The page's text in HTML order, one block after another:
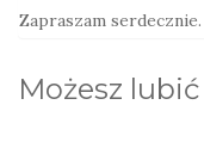
Zapraszam serdecznie.
Możesz